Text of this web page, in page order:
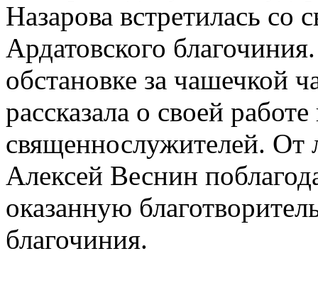
Назарова встретилась
Ардатовского
обстановке за чашечкой
рассказала о своей
священнослужителей. От
Алексей Веснин
оказанную
благочиния.